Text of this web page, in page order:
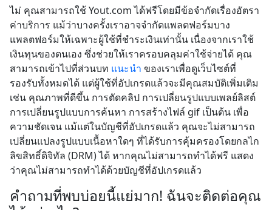
ไม่ คุณสามารถใช้ Yout.com ได้ฟรีโดยมีข้อจำกัดเรื่องอัตรา
ค่าบริการ แม้ว่าบางครั้งเราอาจจำกัดแพลตฟอร์มบาง
แพลตฟอร์มให้เฉพาะผู้ใช้ที่ชำระเงินเท่านั้น เนื่องจากเราใช้
เงินทุนของตนเอง ซึ่งช่วยให้เราครอบคลุมค่าใช้จ่ายได้ คุณ
สามารถเข้าไปที่ส่วนบท แนะนำ ของเราเพื่อดูเว็บไซต์ที่
รองรับทั้งหมดได้ แต่ผู้ใช้ที่อัปเกรดแล้วจะมีคุณสมบัติเพิ่มเติม
เช่น คุณภาพที่ดีขึ้น การตัดคลิป การเปลี่ยนรูปแบบเพลย์ลิสต์
การเปลี่ยนรูปแบบการค้นหา การสร้างไฟล์ gif เป็นต้น เพื่อ
ความชัดเจน แม้แต่ในบัญชีที่อัปเกรดแล้ว คุณจะไม่สามารถ
เปลี่ยนแปลงรูปแบบเนื้อหาใดๆ ที่ได้รับการคุ้มครองโดยกลไก
ลิขสิทธิ์ดิจิทัล (DRM) ได้ หากคุณไม่สามารถทำได้ฟรี แสดง
ว่าคุณไม่สามารถทำได้ด้วยบัญชีที่อัปเกรดแล้ว
คำถามที่พบบ่อยนี้แย่มาก! ฉันจะติดต่อคุณ